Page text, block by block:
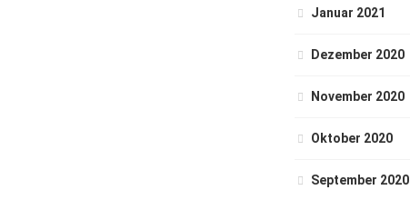
Januar 2021
Dezember 2020
November 2020
Oktober 2020
September 2020